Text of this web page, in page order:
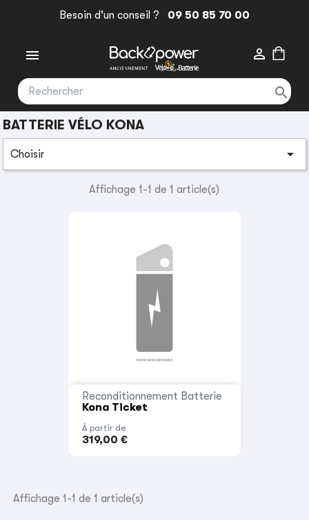
Besoin d'un conseil ? 09 50 85 70 00
 

BATTERIE VÉLO KONA
Choisir 
Affichage 1-1 de 1 article(s)
Reconditionnement Batterie
Kona Ticket
À partir de
319,00 €
Affichage 1-1 de 1 article(s)